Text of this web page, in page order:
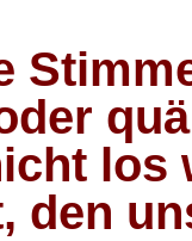
los
den